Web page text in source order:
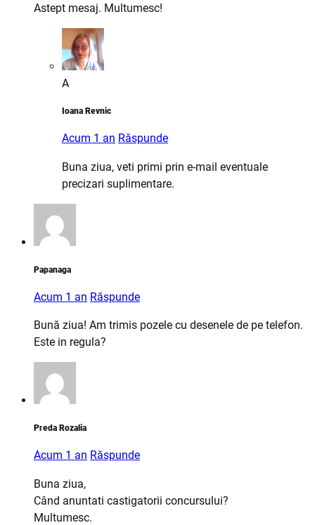
Astept mesaj. Multumesc!
A
Ioana Revnic
Acum 1 an Răspunde
Buna ziua, veti primi prin e-mail eventuale
precizari suplimentare.
Papanaga
Acum 1 an Răspunde
Bună ziua! Am trimis pozele cu desenele de pe telefon.
Este in regula?
Preda Rozalia
Acum 1 an Răspunde
Buna ziua,
Când anuntati castigatorii concursului?
Multumesc.